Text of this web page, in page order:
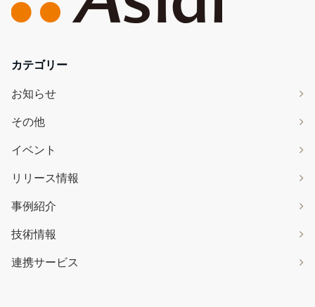
カテゴリー
お知らせ
その他
イベント
リリース情報
事例紹介
技術情報
連携サービス